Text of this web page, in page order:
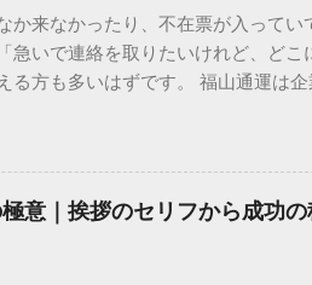
か来なかったり、不在票が入って
急いで連絡を取りたいけれど、ど
る方も多いはずです。 福山通運は
の電話連絡、再配達の依頼手順ま
の特徴と強み 福山通運は日本全国
業間の輸送において圧倒的な実績を
の対応が非常にきめ細かい」という
状況に合わせた柔軟な相談がしや
意｜挨拶のセリフから成功